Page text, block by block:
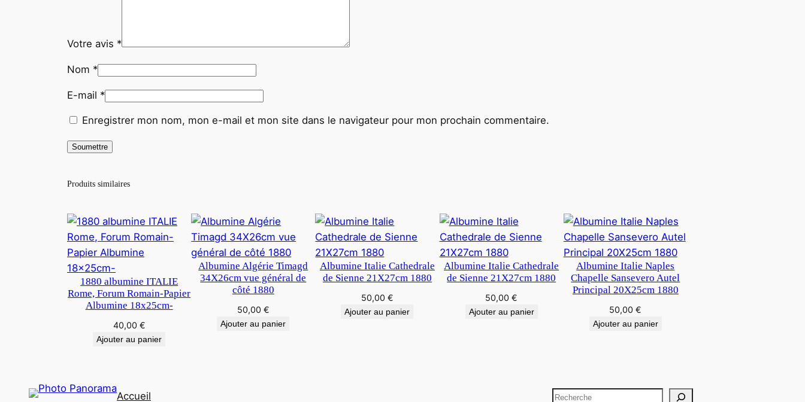
Votre avis *
Nom *
E-mail *
Enregistrer mon nom, mon e-mail et mon site dans le navigateur pour mon prochain commentaire.
Produits similaires
1880 albumine ITALIE
Rome, Forum Romain-Papier
Albumine 18x25cm-
40,00 €
Ajouter au panier
Albumine Algérie Timagd
34X26cm vue général de
côté 1880
50,00 €
Ajouter au panier
Albumine Italie Cathedrale
de Sienne 21X27cm 1880
50,00 €
Ajouter au panier
Albumine Italie Cathedrale
de Sienne 21X27cm 1880
50,00€
Ajouter au panier
Albumine Italie Naples
Chapelle Sansevero Autel
Principal 20X25cm 1880
50,00€
Ajouter au panier
Accueil
R